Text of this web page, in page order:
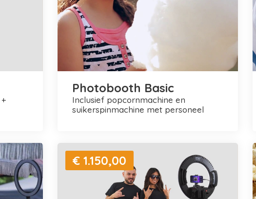
Photobooth Basic
inclusief popcornmachine en
suikerspinmachine met personeel
€ 1.150,00